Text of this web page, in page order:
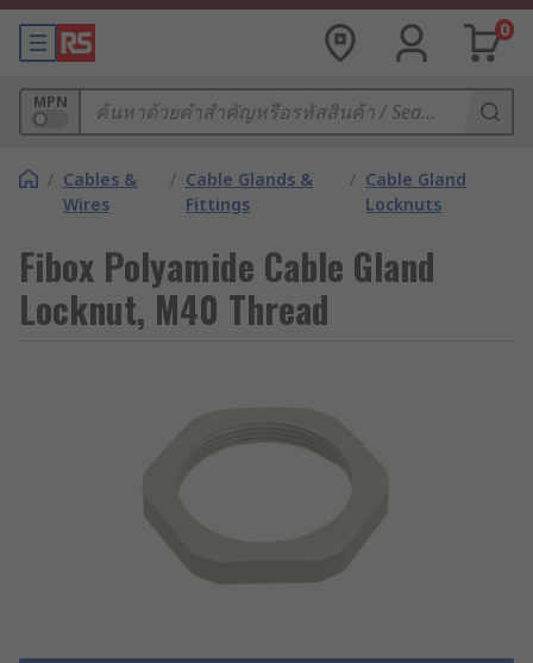
0
MPN
/ Cables &
Wires
/ Cable Glands &
Fittings
/ Cable Gland
Locknuts
Fibox Polyamide Cable Gland
Locknut, M40 Thread